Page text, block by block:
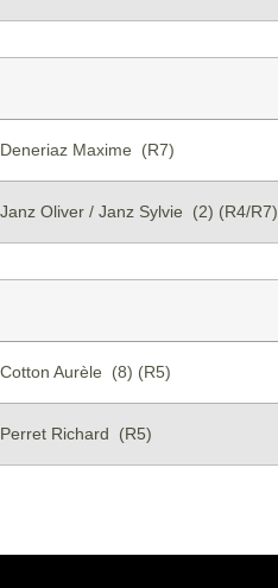
Deneriaz Maxime (R7)
Janz Oliver / Janz Sylvie (2) (R4/R7)
Cotton Aurèle (8) (R5)
Perret Richard (R5)